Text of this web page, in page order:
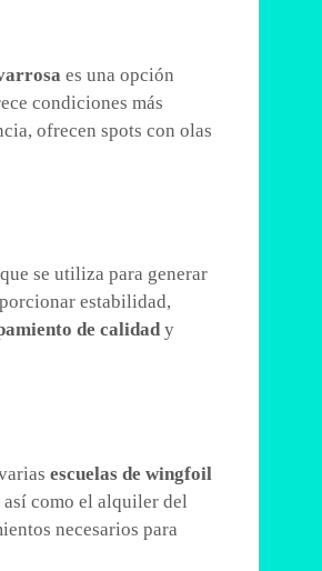
es una opción
condiciones más
ofrecen spots con olas
se utiliza para generar
estabilidad,
de calidady
escuelas de wingfoil
así como el alquiler del
necesarios para